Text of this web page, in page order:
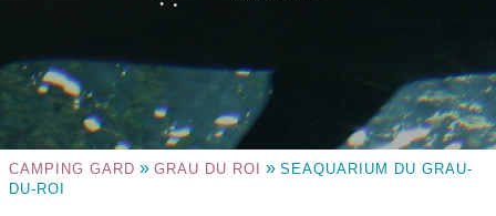
CAMPING GARD » GRAU DU ROI » SEAQUARIUM DU GRAU-
DU-ROI